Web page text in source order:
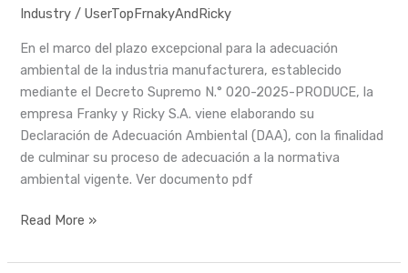
Industry /UserTopFrnakyAndRicky
En el marco del plazo excepcional para la adecuación
ambiental de la industria manufacturera, establecido
mediante el Decreto Supremo N.° 020-2025-PRODUCE, la
empresa Franky y Ricky S.A. viene elaborando su
Declaración de Adecuación Ambiental (DAA), con la finalidad
de culminar su proceso de adecuación a la normativa
ambiental vigente. Ver documento pdf
Read More »